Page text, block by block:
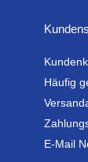
Häufig
E-Mail